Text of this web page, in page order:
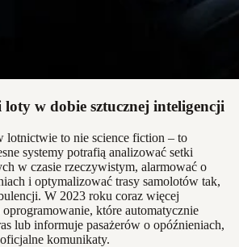
w dobie sztucznej inteligencji
lotnictwie to nie science fiction – to
systemy potrafią analizować setki
w czasie rzeczywistym, alarmować o
i optymalizować trasy samolotów tak,
W 2023 roku coraz więcej
które automatycznie
lub informuje pasażerów o opóźnieniach,
komunikaty.